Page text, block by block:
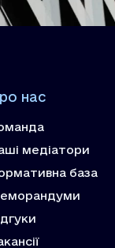
нас
медіатори
база